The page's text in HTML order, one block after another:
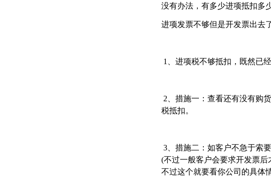
没有办法，有多少进项抵扣多
进项发票不够但是开发票出去
1、进项税不够抵扣，既然已
2、措施一：查看还有没有购
税抵扣。
3、措施二：如客户不急于索
(不过一般客户会要求开发票后
不过这个就要看你公司的具体